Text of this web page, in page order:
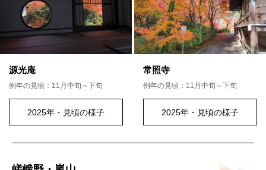
源光庵
例年の見頃：11月中旬～下旬
2025年・見頃の様子
常照寺
例年の見頃：11月中旬～下旬
2025年・見頃の様子